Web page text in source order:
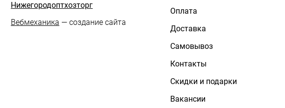
Нижегородоптхозторг
Вебмеханика — создание сайта
Оплата
Доставка
Самовывоз
Контакты
Скидки и подарки
Вакансии